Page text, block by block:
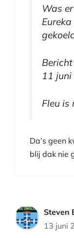
Was
11
Fleu is
Da’s geen
blij dak nie
Steven
13 juni